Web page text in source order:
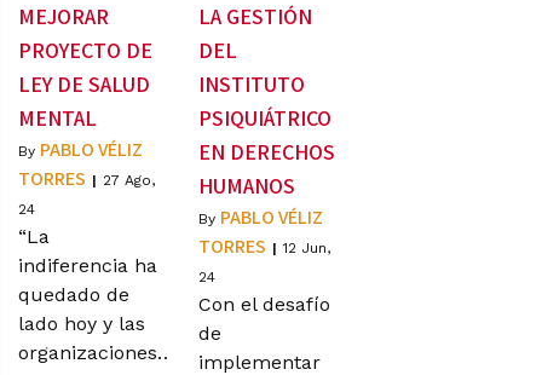
MEJORAR
PROYECTO DE
LEY DE SALUD
MENTAL
By PABLO VÉLIZ
TORRES | 27 Ago,
24
“La
indiferencia ha
quedado de
lado hoy y las
organizaciones…
LA GESTIÓN
DEL
INSTITUTO
PSIQUIÁTRICO
EN DERECHOS
HUMANOS
By PABLO VÉLIZ
TORRES | 12 Jun,
24
Con el desafío
de
implementar